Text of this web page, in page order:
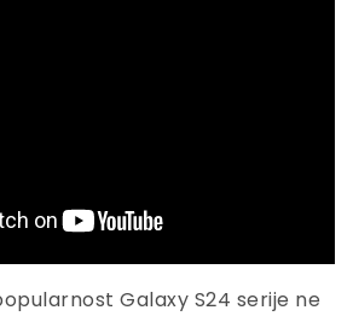
Galaxy S24 serije ne